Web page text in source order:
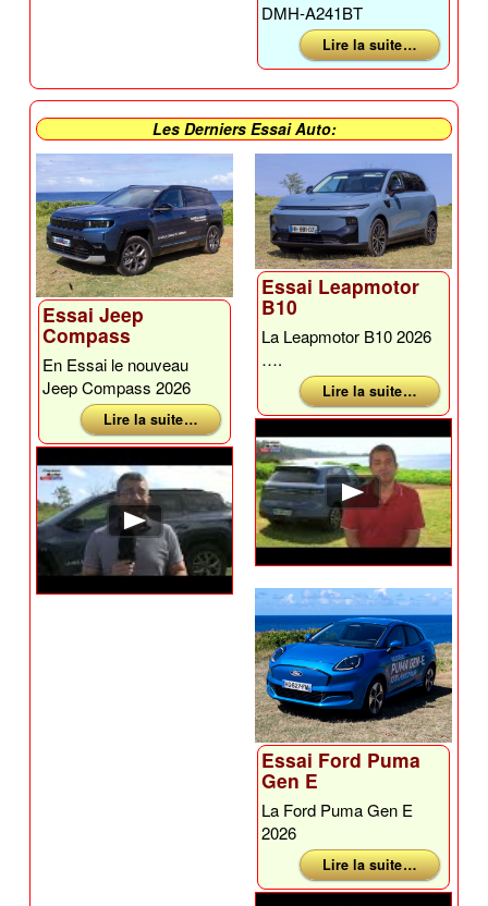
DMH-A241BT
Lire la suite …
Les Derniers Essai Auto:
Essai Jeep
Compass
En Essai le nouveau
Jeep Compass 2026
Lire la suite …
Essai Leapmotor
B10
La Leapmotor B10 2026
….
Lire la suite …
Essai Ford Puma
Gen E
La Ford Puma Gen E
2026
Lire la suite …